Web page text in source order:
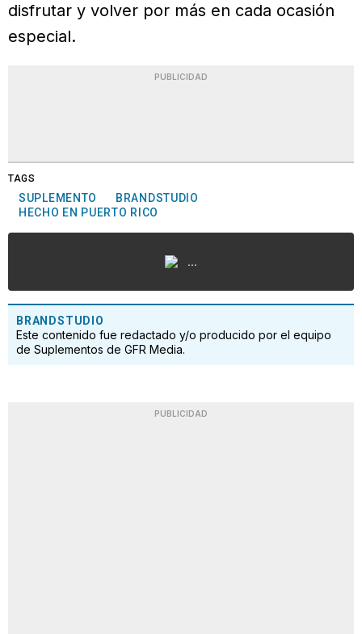
disfrutar y volver por más en cada ocasión
especial.
PUBLICIDAD
TAGS
SUPLEMENTO
BRANDSTUDIO
HECHO EN PUERTO RICO
...
BRANDSTUDIO
Este contenido fue redactado y/o producido por el equipo
de Suplementos de GFR Media.
PUBLICIDAD